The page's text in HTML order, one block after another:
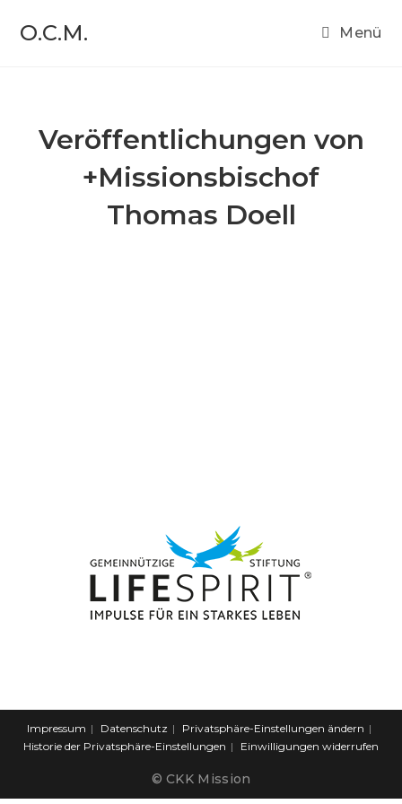
O.C.M. Menü
Veröffentlichungen von
+Missionsbischof
Thomas Doell
Impressum Datenschutz
Privatsphäre-Einstellungen ändern
Historie der Privatsphäre-Einstellungen
Einwilligungen widerrufen
© CKK Mission